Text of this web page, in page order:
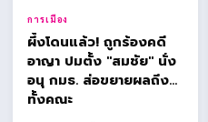
การเมือง
ผึ้งโดนแล้ว! ถูกร้องคดี
อาญา ปมตั้ง "สมชัย" นั่ง
อนุ กมธ. ส่อขยายผลถึง
ทั้งคณะ